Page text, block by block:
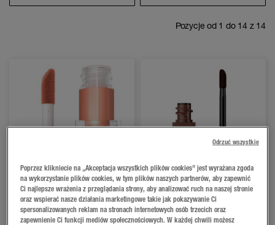
Pozycje od 1 do 14 z 14
Poprzez klikniecie na „Akceptacja wszystkich plików cookies” jest wyrażana zgoda
na wykorzystanie plików cookies, w tym plików naszych partnerów, aby zapewnić
Ci najlepsze wrażenia z przeglądania strony, aby analizować ruch na naszej stronie
oraz wspierać nasze działania marketingowe takie jak pokazywanie Ci
spersonalizowanych reklam na stronach internetowych osób trzecich oraz
zapewnienie Ci funkcji mediów społecznościowych. W każdej chwili możesz
Odrzuć wszystkie